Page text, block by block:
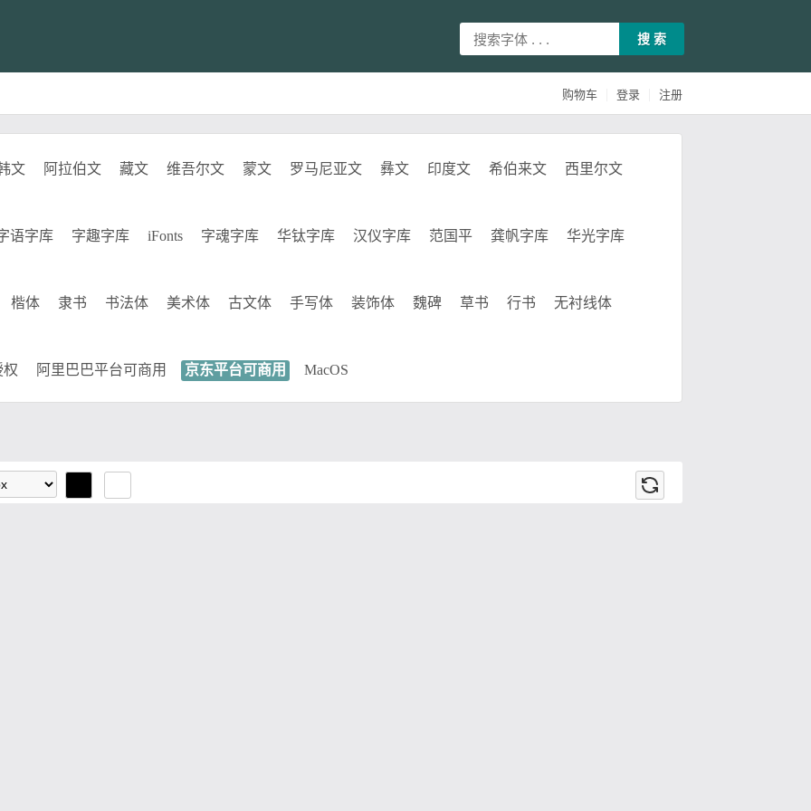
搜 索
购物车 登录 注册
文 阿拉伯文 藏文 维吾尔文 蒙文 罗马尼亚文 彝文 印度文 希伯来文 西里尔文
语字库 字趣字库 iFonts 字魂字库 华钛字库 汉仪字库 范国平 龚帆字库 华光字库
楷体 隶书 书法体 美术体 古文体 手写体 装饰体 魏碑 草书 行书 无衬线体
权 阿里巴巴平台可商用 京东平台可商用 MacOS